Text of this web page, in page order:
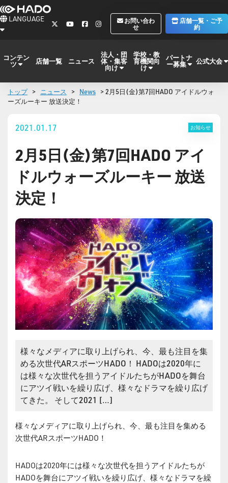
LANGUAGE
お問い合わ
せ
店舗一覧・ご予
約
コンテン
ツ 店舗一覧 ニュース
法人・団
体・集客
向け
学校・教
育機関向
け
パートナ
ー募集 公式大会
トップ > ニュース > News > 2月5日(金)第7回HADO アイドルウォ
ーズルーキー 放送決定！
2021.01.17 お知らせ
2月5日(金)第7回HADO アイ
ドルウォーズルーキー 放送
決定！
様々なメディアに取り上げられ、今、最も注目を集
める次世代ARスポーツHADO！ HADOは2020年に
は様々な次世代を担うアイドルたちがHADOを舞台
にアツイ戦いを繰り広げ、様々なドラマを繰り広げ
てきた。 そして2021 […]
様々なメディアに取り上げられ、今、最も注目を集める
次世代ARスポーツHADO！
HADOは2020年には様々な次世代を担うアイドルたちが
HADOを舞台にアツイ戦いを繰り広げ、様々なドラマを繰